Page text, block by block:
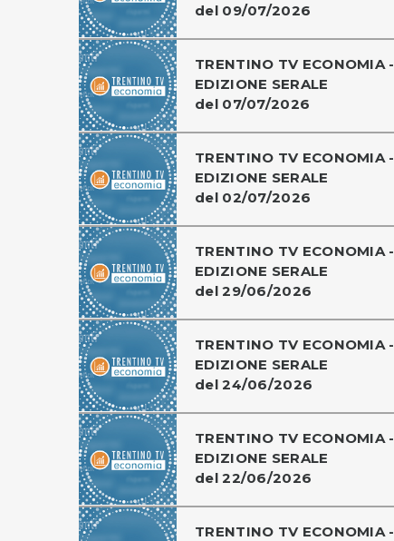
del 09/07/2026
TRENTINO TV ECONOMIA -
EDIZIONE SERALE
del 07/07/2026
TRENTINO TV ECONOMIA -
EDIZIONE SERALE
del 02/07/2026
TRENTINO TV ECONOMIA -
EDIZIONE SERALE
del 29/06/2026
TRENTINO TV ECONOMIA -
EDIZIONE SERALE
del 24/06/2026
TRENTINO TV ECONOMIA -
EDIZIONE SERALE
del 22/06/2026
TRENTINO TV ECONOMIA -